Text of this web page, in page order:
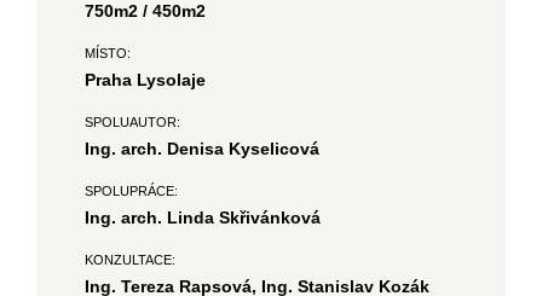
750m2 / 450m2
MÍSTO:
Praha Lysolaje
SPOLUAUTOR:
Ing. arch. Denisa Kyselicová
SPOLUPRÁCE:
Ing. arch. Linda Skřivánková
KONZULTACE:
Ing. Tereza Rapsová, Ing. Stanislav Kozák